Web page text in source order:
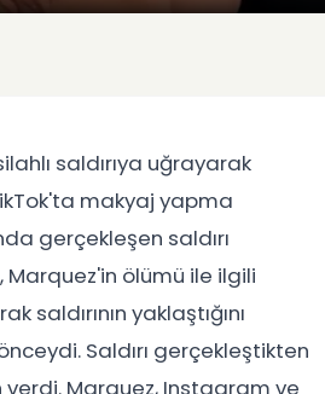
saldırıya uğrayarak
makyaj yapma
gerçekleşen saldırı
Marquez'in ölümü ile ilgili
saldırının yaklaştığını
Saldırı gerçekleştikten